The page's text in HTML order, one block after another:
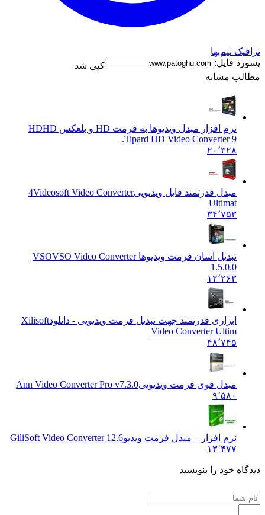
نیم‌بها
فایل:
کپی شد
مشابه
نرم افزار مبدل ویدیوها به فرمت HD و بلعکس HD
HD
Tipard HD Video Converter 9.
۲۰٬۳۲۸
مبدل قدرتمند فایل ویدیویی4Videosoft Video Converter
Ultimat
۳۴٬۷۵۳
تبدیل آسان فرمت ویدیوها VSOVSO Video Converter
1.5.0.0
۱۲٬۲۶۳
ابزاری قدرتمند جهت تبدیل فرمت ویدیویی - دانلود Xilisoft
Video Converter Ultim
۴۸٬۷۴۵
مبدل قوی فرمت ویدیوییAnn Video Converter Pro v7.3.0
۹٬۵۸۰
نرم افزار – مبدل فرمت ویدیو GiliSoft Video Converter 12.6
۱۳٬۴۷۷
خود را بنویسید